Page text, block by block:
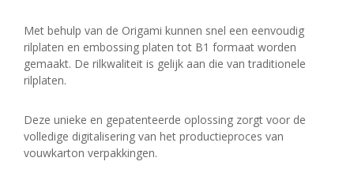
Met behulp van de Origami kunnen snel een eenvoudig
rilplaten en embossing platen tot B1 formaat worden
gemaakt. De rilkwaliteit is gelijk aan die van traditionele
rilplaten.
Deze unieke en gepatenteerde oplossing zorgt voor de
volledige digitalisering van het productieproces van
vouwkarton verpakkingen.